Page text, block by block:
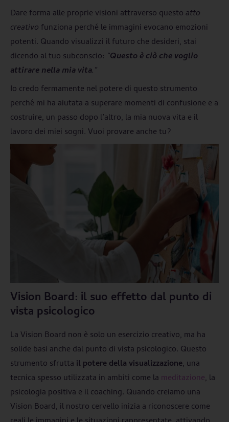
Dare forma alle proprie visioni attraverso questoatto
creativo funziona perché le immagini evocano emozioni
potenti. Quando visualizzi il futuro che desideri, stai
dicendo al tuo subconscio: “Questo è ciò che voglio
attirare nella mia vita.”
Io credo fermamente nel potere di questo strumento
perché mi ha aiutata a superare momenti di confusione e a
costruire, un passo dopo l’altro, la mia nuova vita e il
lavoro dei miei sogni. Vuoi provare anche tu?
Vision Board: il suo effetto dal punto di
vista psicologico
La Vision Board non è solo un esercizio creativo, ma ha
solide basi anche dal punto di vista psicologico. Questo
strumento sfrutta il potere dellavisualizzazione, una
tecnica spesso utilizzata in ambiti come la meditazione, la
psicologia positiva e il coaching. Quando creiamo una
Vision Board, il nostro cervello inizia a riconoscere come